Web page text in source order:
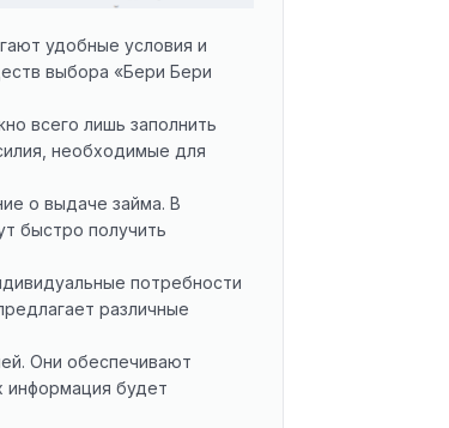
удобные условия и
выбора «Бери Бери
всего лишь заполнить
необходимые для
о выдаче займа. В
быстро получить
потребности
различные
Они обеспечивают
информация будет